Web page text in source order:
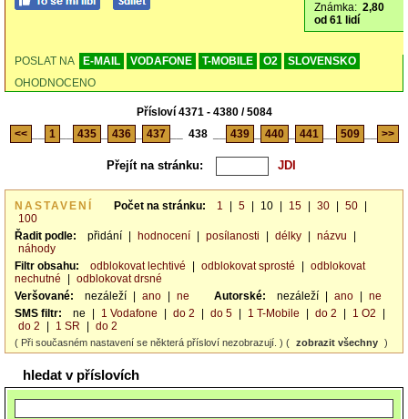
Známka: 2,80
od 61 lidí
POSLAT NA E-MAIL VODAFONE T-MOBILE O2
SLOVENSKO
OHODNOCENO
Přísloví 4371 - 4380 / 5084
<<
1 435 436 437 438 439 440 441 509 >>
Přejít na stránku:
NASTAVENÍ Počet na stránku: 1 5 10 15 30 50
100
Řadit podle:
přidání hodnocení posílanosti délky názvu
náhody
Filtr obsahu:
odblokovat lechtivé odblokovat sprosté
odblokovat
nechutné
odblokovat drsné
Veršované:
nezáleží ano ne Autorské: nezáleží ano
ne
SMS filtr:
ne 1 Vodafone do 2 do 5 1 T-Mobile do 2 1 O2
do 2
1 SR do 2
( Při současném nastavení se některá přísloví nezobrazují. ) ( zobrazit všechny )
hledat v příslovích